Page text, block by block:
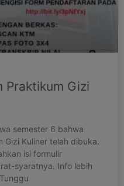
Praktikum Gizi
semester 6 bahwa
Kuliner telah dibuka.
isi formulir
syaratnya. Info lebih